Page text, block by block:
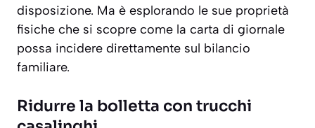
disposizione. Ma è esplorando le sue proprietà
fisiche che si scopre come la carta di giornale
possa incidere direttamente sul bilancio
familiare.
Ridurre la bolletta con trucchi